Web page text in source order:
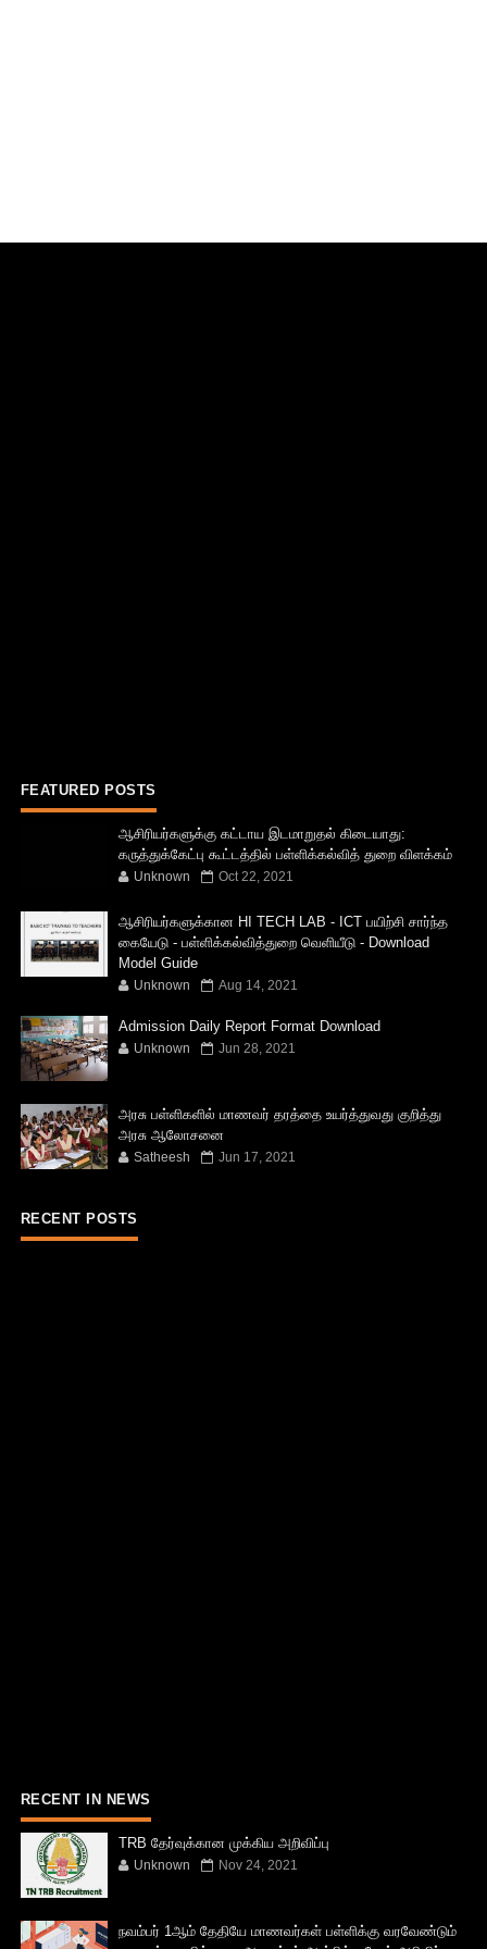
FEATURED POSTS
ஆசிரியர்களுக்கு கட்டாய இடமாறுதல் கிடையாது:
கருத்துக்கேட்பு கூட்டத்தில் பள்ளிக்கல்வித் துறை விளக்கம்
Unknown Oct 22, 2021
ஆசிரியர்களுக்கான HI TECH LAB - ICT பயிற்சி சார்ந்த
கையேடு - பள்ளிக்கல்வித்துறை வெளியீடு - Download
Model Guide
Unknown Aug 14, 2021
Admission Daily Report Format Download
Unknown Jun 28, 2021
அரசு பள்ளிகளில் மாணவர் தரத்தை உயர்த்துவது குறித்து
அரசு ஆலோசனை
Satheesh Jun 17, 2021
RECENT POSTS
RECENT IN NEWS
TRB தேர்வுக்கான முக்கிய அறிவிப்பு
Unknown Nov 24, 2021
நவம்பர் 1ஆம் தேதியே மாணவர்கள் பள்ளிக்கு வரவேண்டும்